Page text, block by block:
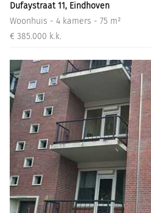
Dufaystraat 11, Eindhoven
Woonhuis - 4 kamers - 75 m²
€ 385.000 k.k.